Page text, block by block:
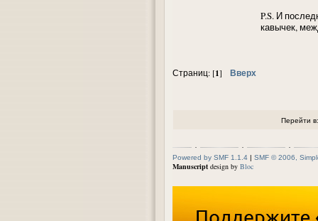
P.S. И
кавычек,
Страниц: [1] Вверх
Перейти в:
Powered by SMF 1.1.4 | SMF © 2006,
Manuscript design by Bloc